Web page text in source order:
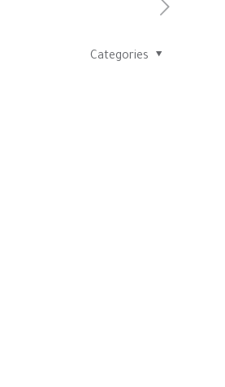
Categories